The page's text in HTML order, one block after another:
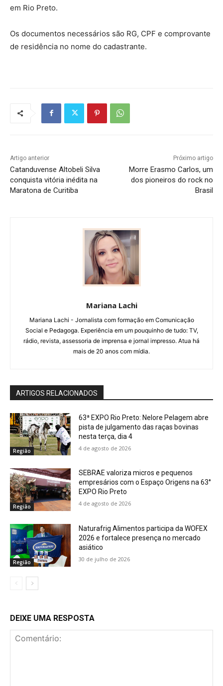
em Rio Preto.
Os documentos necessários são RG, CPF e comprovante
de residência no nome do cadastrante.
Artigo anterior
Catanduvense Altobeli Silva
conquista vitória inédita na
Maratona de Curitiba
Próximo artigo
Morre Erasmo Carlos, um
dos pioneiros do rock no
Brasil
Mariana Lachi
Mariana Lachi - Jornalista com formação em Comunicação
Social e Pedagoga. Experiência em um pouquinho de tudo: TV,
rádio, revista, assessoria de imprensa e jornal impresso. Atua há
mais de 20 anos com mídia.
ARTIGOS RELACIONADOS
Região
63ª EXPO Rio Preto: Nelore Pelagem abre
pista de julgamento das raças bovinas
nesta terça, dia 4
4 de agosto de 2026
Região
SEBRAE valoriza micros e pequenos
empresários com o Espaço Origens na 63°
EXPO Rio Preto
4 de agosto de 2026
Região
Naturafrig Alimentos participa da WOFEX
2026 e fortalece presença no mercado
asiático
30 de julho de 2026
DEIXE UMA RESPOSTA